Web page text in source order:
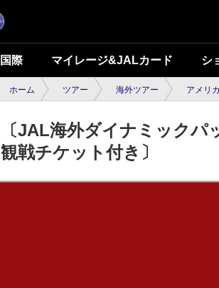
国際 マイレージ&JALカード シ
ホーム ツアー 海外ツアー アメリ
〔JAL海外ダイナミック
観戦チケット付き〕